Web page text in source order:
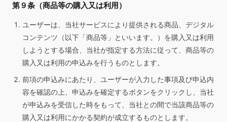
第９条（商品等の購入又は利用）
ユーザーは、当社サービスにより提供される商品、デジタル
コンテンツ（以下「商品等」といいます。）を購入又は利用
しようとする場合、当社が指定する方法に従って、商品等の
購入又は利用の申込みを行うものとします。
前項の申込みにあたり、ユーザーが入力した事項及び申込内
容を確認の上、申込みを確定するボタンをクリックし、当社
が申込みを受信した時をもって、当社との間で当該商品等の
購入又は利用にかかる契約が成立するものとします。